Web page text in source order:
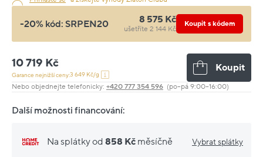
-20% kód: SRPEN20 8 575 Kč
ušetříte 2 144 Kč
Koupit s kódem
10 719 Kč
Garance nejnižší ceny:3 649 Kč/g
Koupit
Nebo objednejte telefonicky: +420 777 354 596 (po–pá 9:00–16:00)
Další možnosti financování:
Na splátky od 858 Kč měsíčně Vybrat splátky